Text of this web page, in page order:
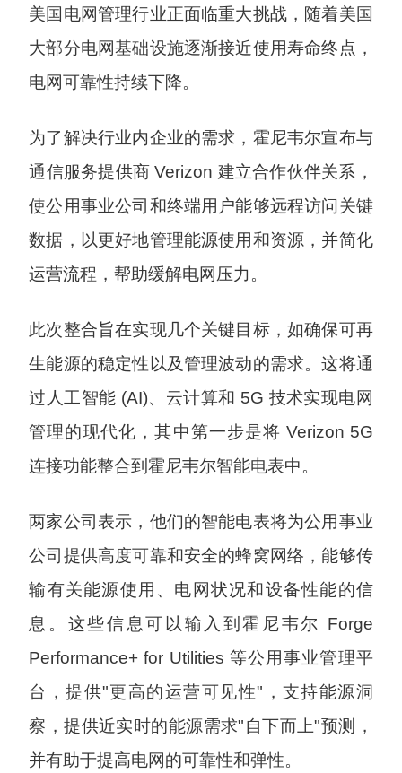
美国电网管理行业正面临重大挑战，随着美国
大部分电网基础设施逐渐接近使用寿命终点，
电网可靠性持续下降。
为了解决行业内企业的需求，霍尼韦尔宣布与
通信服务提供商 Verizon 建立合作伙伴关系，
使公用事业公司和终端用户能够远程访问关键
数据，以更好地管理能源使用和资源，并简化
运营流程，帮助缓解电网压力。
此次整合旨在实现几个关键目标，如确保可再
生能源的稳定性以及管理波动的需求。这将通
过人工智能 (AI)、云计算和 5G 技术实现电网
管理的现代化，其中第一步是将 Verizon 5G
连接功能整合到霍尼韦尔智能电表中。
两家公司表示，他们的智能电表将为公用事业
公司提供高度可靠和安全的蜂窝网络，能够传
输有关能源使用、电网状况和设备性能的信
息。这些信息可以输入到霍尼韦尔 Forge
Performance+ for Utilities 等公用事业管理平
台，提供"更高的运营可见性"，支持能源洞
察，提供近实时的能源需求"自下而上"预测，
并有助于提高电网的可靠性和弹性。